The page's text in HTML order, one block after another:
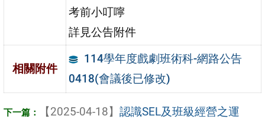
考前小叮嚀
詳見公告附件
相關附件
114學年度戲劇班術科-網路公告
0418(會議後已修改)
【2025-04-18】 認識SEL及班級經營之運